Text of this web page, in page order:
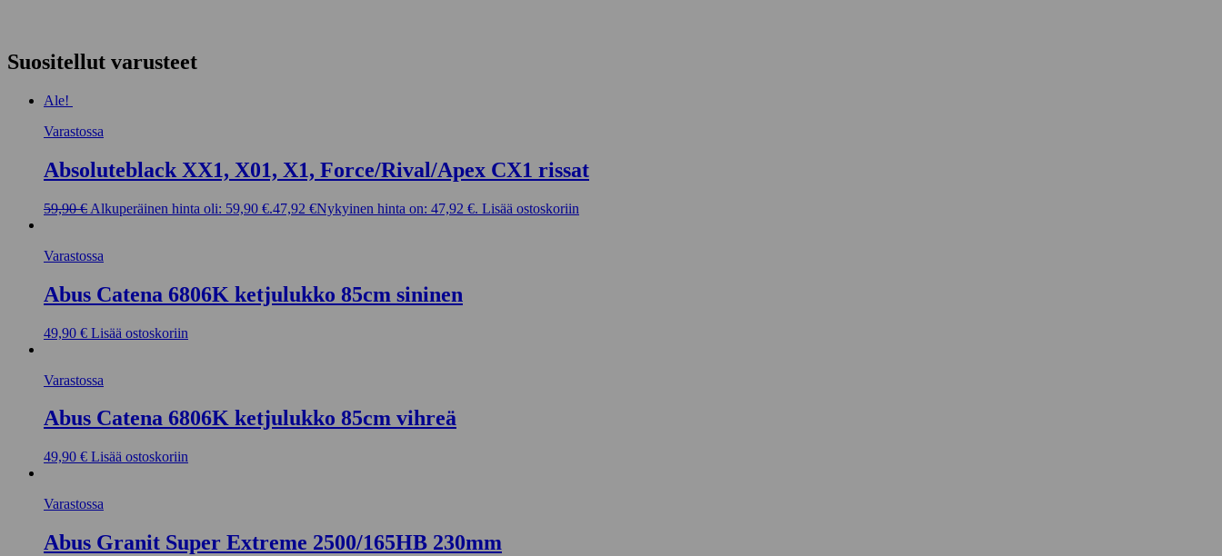
Suositellut varusteet
Ale!
Varastossa
Absoluteblack XX1, X01, X1, Force/Rival/Apex CX1 rissat
59,90€ Alkuperäinen hinta oli: 59,90 €.47,92 €Nykyinen hinta on: 47,92 €. Lisää ostoskoriin
Varastossa
Abus Catena 6806K ketjulukko 85cm sininen
49,90 € Lisää ostoskoriin
Varastossa
Abus Catena 6806K ketjulukko 85cm vihreä
49,90 € Lisää ostoskoriin
Varastossa
Abus Granit Super Extreme 2500/165HB 230mm